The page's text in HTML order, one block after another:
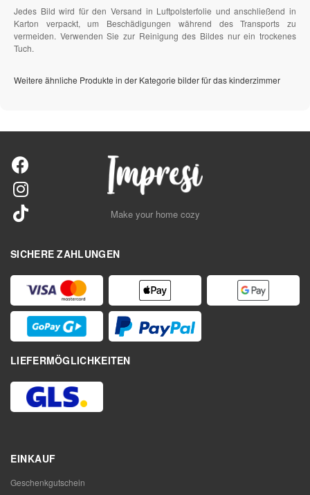
Jedes Bild wird für den Versand in Luftpolsterfolie und anschließend in
Karton verpackt, um Beschädigungen während des Transports zu
vermeiden. Verwenden Sie zur Reinigung des Bildes nur ein trockenes
Tuch.
Weitere ähnliche Produkte in der Kategorie bilder für das kinderzimmer
Make your home cozy
SICHERE ZAHLUNGEN
LIEFERMÖGLICHKEITEN
EINKAUF
Geschenkgutschein